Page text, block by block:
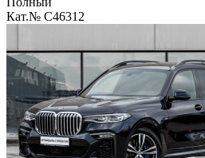
Кат.№ C46312